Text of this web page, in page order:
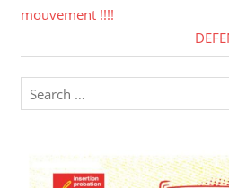
de
l’article
Post:
mouvement !!!!
Next
Post: